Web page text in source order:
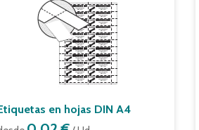
en hojas DIN A4